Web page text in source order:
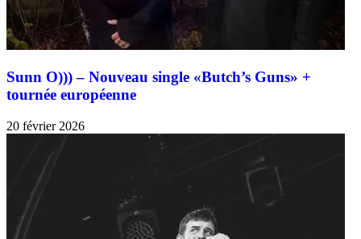
Sunn O))) – Nouveau single «Butch’s Guns» +
tournée européenne
20 février 2026